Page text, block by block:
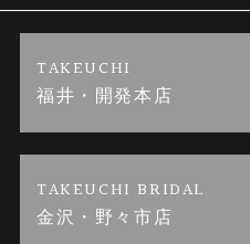
婚約ネックレス
金・プラチナのお取引
ブランドリスト
金澤指輪工房｜手作りペアリング
お問い合わせ
プライバシーポリシー
TAKEUCHI
福井・開発本店
TAKEUCHI BRIDAL
金沢・野々市店